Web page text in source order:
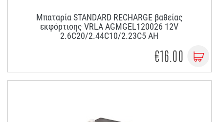
Μπαταρία STANDARD RECHARGE βαθείας
εκφόρτισης VRLA AGMGEL120026 12V
2.6C20/2.44C10/2.23C5 AH
€16.00